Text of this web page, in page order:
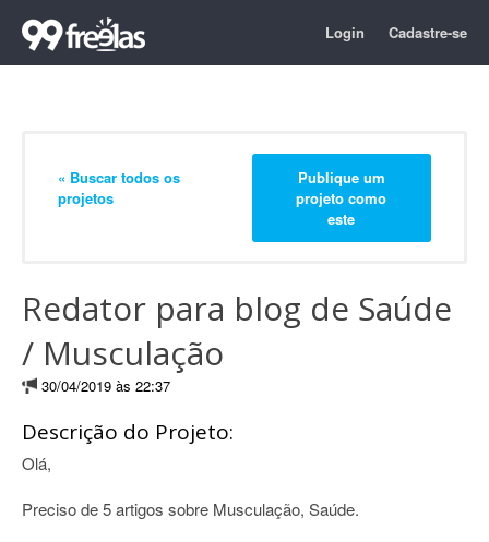
Login Cadastre-se
« Buscar todos os
projetos
Publique um
projeto como
este
Redator para blog de Saúde
/ Musculação
30/04/2019 às 22:37
Descrição do Projeto:
Olá,
Preciso de 5 artigos sobre Musculação, Saúde.